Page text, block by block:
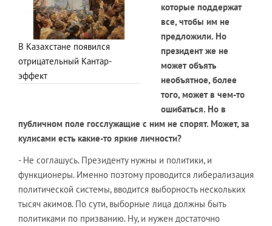
В Казахстане появился
отрицательный Кантар-
эффект
которые поддержат
все, чтобы им не
предложили. Но
президент же не
может объять
необъятное, более
того, может в чем-то
ошибаться. Но в
публичном поле госслужащие с ним не спорят. Может, за
кулисами есть какие-то яркие личности?
- Не соглашусь. Президенту нужны и политики, и
функционеры. Именно поэтому проводится либерализация
политической системы, вводится выборность нескольких
тысяч акимов. По сути, выборные лица должны быть
политиками по призванию. Ну, и нужен достаточно